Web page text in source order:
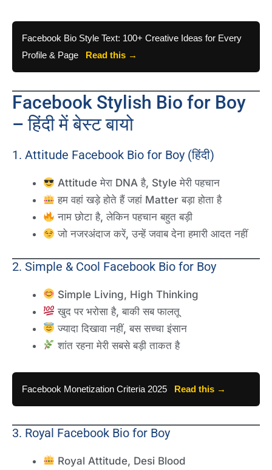
Facebook Bio Style Text: 100+ Creative Ideas for Every
Profile & Page
Read this →
Facebook Stylish Bio for Boy
– हिंदी में बेस्ट बायो
1. Attitude Facebook Bio for Boy (हिंदी)
Attitude मेरा DNA है, Style मेरी पहचान
हम वहां खड़े होते हैं जहां Matter बड़ा होता है
नाम छोटा है, लेकिन पहचान बहुत बड़ी
जो नजरअंदाज करें, उन्हें जवाब देना हमारी आदत नहीं
2. Simple & Cool Facebook Bio for Boy
Simple Living, High Thinking
खुद पर भरोसा है, बाकी सब फालतू
ज्यादा दिखावा नहीं, बस सच्चा इंसान
शांत रहना मेरी सबसे बड़ी ताकत है
Facebook Monetization Criteria 2025 Read this →
3. Royal Facebook Bio for Boy
Royal Attitude, Desi Blood